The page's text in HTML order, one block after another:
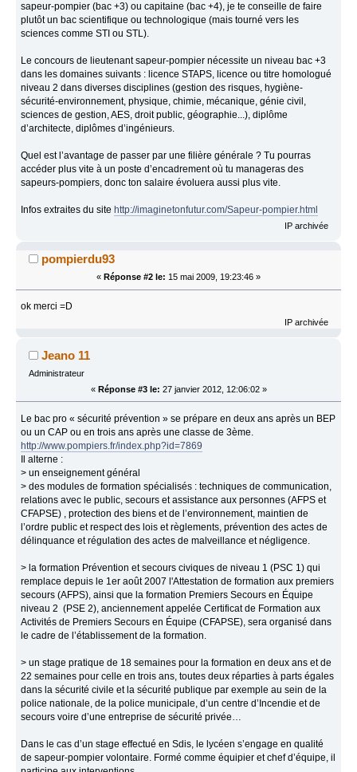
sapeur-pompier (bac +3) ou capitaine (bac +4), je te conseille de faire
plutôt un bac scientifique ou technologique (mais tourné vers les
sciences comme STI ou STL).
Le concours de lieutenant sapeur-pompier nécessite un niveau bac +3
dans les domaines suivants : licence STAPS, licence ou titre homologué
niveau 2 dans diverses disciplines (gestion des risques, hygiène-
sécurité-environnement, physique, chimie, mécanique, génie civil,
sciences de gestion, AES, droit public, géographie...), diplôme
d’architecte, diplômes d’ingénieurs.
Quel est l’avantage de passer par une filière générale ? Tu pourras
accéder plus vite à un poste d’encadrement où tu manageras des
sapeurs-pompiers, donc ton salaire évoluera aussi plus vite.
Infos extraites du site http://imaginetonfutur.com/Sapeur-pompier.html
IP archivée
pompierdu93
« Réponse #2 le: 15 mai 2009, 19:23:46 »
ok merci =D
IP archivée
Jeano 11
Administrateur
« Réponse #3 le: 27 janvier 2012, 12:06:02 »
Le bac pro « sécurité prévention » se prépare en deux ans après un BEP
ou un CAP ou en trois ans après une classe de 3ème.
http://www.pompiers.fr/index.php?id=7869
Il alterne :
> un enseignement général
> des modules de formation spécialisés : techniques de communication,
relations avec le public, secours et assistance aux personnes (AFPS et
CFAPSE) , protection des biens et de l’environnement, maintien de
l’ordre public et respect des lois et règlements, prévention des actes de
délinquance et régulation des actes de malveillance et négligence.
> la formation Prévention et secours civiques de niveau 1 (PSC 1) qui
remplace depuis le 1er août 2007 l'Attestation de formation aux premiers
secours (AFPS), ainsi que la formation Premiers Secours en Équipe
niveau 2 (PSE 2), anciennement appelée Certificat de Formation aux
Activités de Premiers Secours en Équipe (CFAPSE), sera organisé dans
le cadre de l’établissement de la formation.
> un stage pratique de 18 semaines pour la formation en deux ans et de
22 semaines pour celle en trois ans, toutes deux réparties à parts égales
dans la sécurité civile et la sécurité publique par exemple au sein de la
police nationale, de la police municipale, d’un centre d’Incendie et de
secours voire d’une entreprise de sécurité privée…
Dans le cas d’un stage effectué en Sdis, le lycéen s’engage en qualité
de sapeur-pompier volontaire. Formé comme équipier et chef d’équipe, il